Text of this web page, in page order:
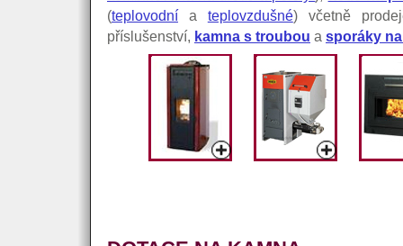
(teplovodnía teplovzdušné) včetně
příslušenství, kamna s troubou a sporáky